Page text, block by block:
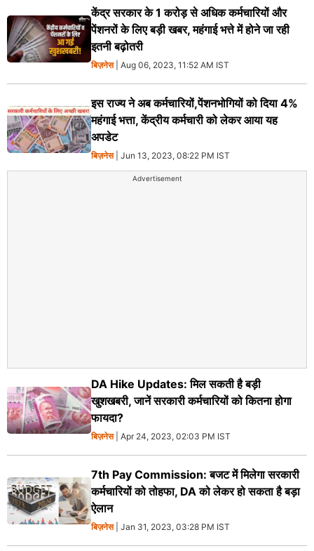
केंद्र सरकार के 1 करोड़ से अधिक कर्मचारियों और
पेंशनरों के लिए बड़ी खबर, महंगाई भत्ते में होने जा रही
इतनी बढ़ोतरी
बिज़नेस| Aug 06, 2023, 11:52 AM IST
इस राज्य ने अब कर्मचारियों,पेंशनभोगियों को दिया 4%
महंगाई भत्ता, केंद्रीय कर्मचारी को लेकर आया यह
अपडेट
बिज़नेस| Jun 13, 2023, 08:22 PM IST
Advertisement
DA Hike Updates: मिल सकती है बड़ी
खुशखबरी, जानें सरकारी कर्मचारियों को कितना होगा
फायदा?
बिज़नेस| Apr 24, 2023, 02:03 PM IST
7th Pay Commission: बजट में मिलेगा सरकारी
कर्मचारियों को तोहफा, DA को लेकर हो सकता है बड़ा
ऐलान
बिज़नेस| Jan 31, 2023, 03:28 PM IST